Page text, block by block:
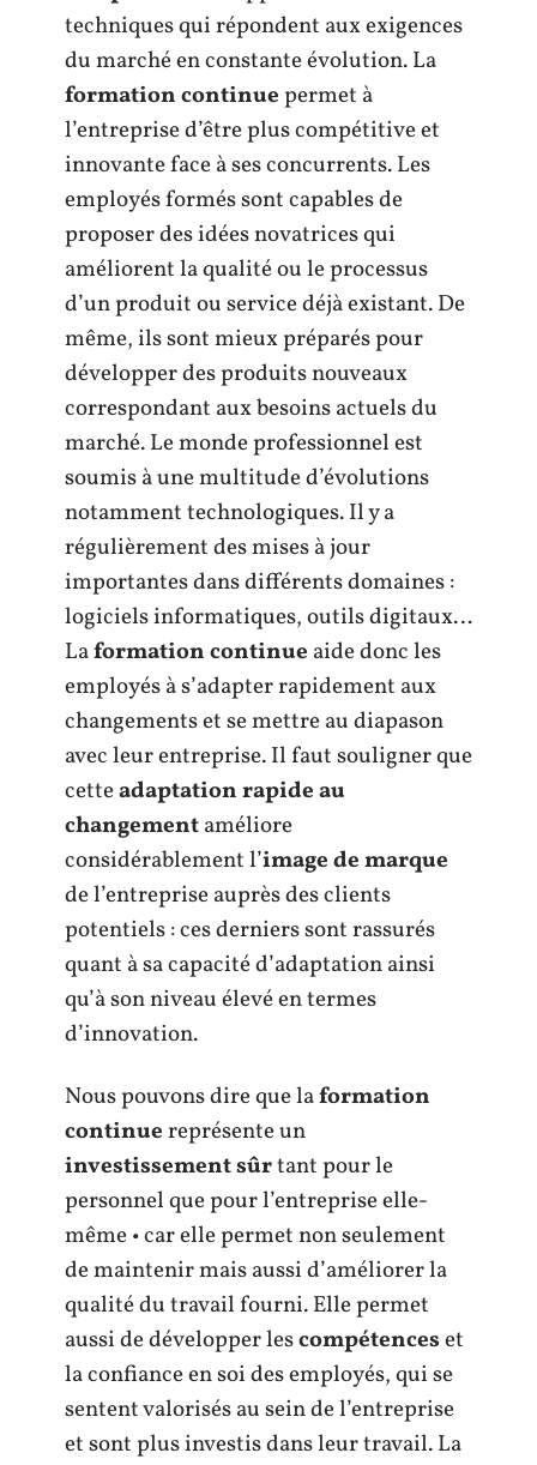
techniques qui répondent aux exigences
du marché en constante évolution. La
formation continuepermet à
l’entreprise d’être plus compétitive et
innovante face à ses concurrents. Les
employés formés sont capables de
proposer des idées novatrices qui
améliorent la qualité ou le processus
d’un produit ou service déjà existant. De
même, ils sont mieux préparés pour
développer des produits nouveaux
correspondant aux besoins actuels du
marché. Le monde professionnel est
soumis à une multitude d’évolutions
notamment technologiques. Il y a
régulièrement des mises à jour
importantes dans différents domaines :
logiciels informatiques, outils digitaux…
Laformation continue aide donc les
employés à s’adapter rapidement aux
changements et se mettre au diapason
avec leur entreprise. Il faut souligner que
cetteadaptation rapide au
changementaméliore
considérablement l’image de marque
de l’entreprise auprès des clients
potentiels : ces derniers sont rassurés
quant à sa capacité d’adaptation ainsi
qu’à son niveau élevé en termes
d’innovation.
Nous pouvons dire que laformation
continuereprésente un
investissement sûrtant pour le
personnel que pour l’entreprise elle-
même • car elle permet non seulement
de maintenir mais aussi d’améliorer la
qualité du travail fourni. Elle permet
aussi de développer lescompétenceset
la confiance en soi des employés, qui se
sentent valorisés au sein de l’entreprise
et sont plus investis dans leur travail. La